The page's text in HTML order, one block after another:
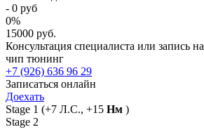
- 0 руб
0%
15000 руб.
Консультация специалиста или запись на
чип тюнинг
+7 (926) 636 96 29
Записаться онлайн
Доехать
Stage 1 (+7 Л.С., +15 Нм )
Stage 2